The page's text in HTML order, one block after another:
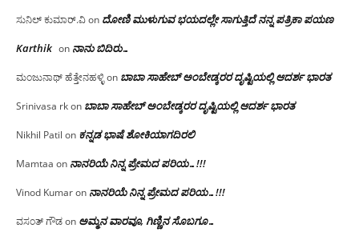
ಸುನಿಲ್ ಕುಮಾರ್.ವಿon ದೋಣಿ ಮುಳುಗುವ ಭಯದಲ್ಲೇ ಸಾಗುತ್ತಿದೆ ನನ್ನ ಪತ್ರಿಕಾ ಪಯಣ
Karthik on ನಾನು ಬಿದಿರು…
ಮಂಜುನಾಥ್ ಹೆತ್ತೇನಹಳ್ಳಿon ಬಾಬಾ ಸಾಹೇಬ್ ಅಂಬೇಡ್ಕರರ ದೃಷ್ಟಿಯಲ್ಲಿ ಆದರ್ಶ ಭಾರತ
Srinivasa rkon ಬಾಬಾ ಸಾಹೇಬ್ ಅಂಬೇಡ್ಕರರ ದೃಷ್ಟಿಯಲ್ಲಿ ಆದರ್ಶ ಭಾರತ
Nikhil Patil on ಕನ್ನಡ ಭಾಷೆ ಶೋಕಿಯಾಗದಿರಲಿ
Mamtaa on ನಾನರಿಯೆ ನಿನ್ನ ಪ್ರೇಮದ ಪರಿಯ…!!!
Vinod Kumaron ನಾನರಿಯೆ ನಿನ್ನ ಪ್ರೇಮದ ಪರಿಯ…!!!
ವಸಂತ್ ಗೌಡon ಅಮ್ಮನ ವಾರವೂ, ಗಿಣ್ಣಿನ ಸೊಬಗೂ…